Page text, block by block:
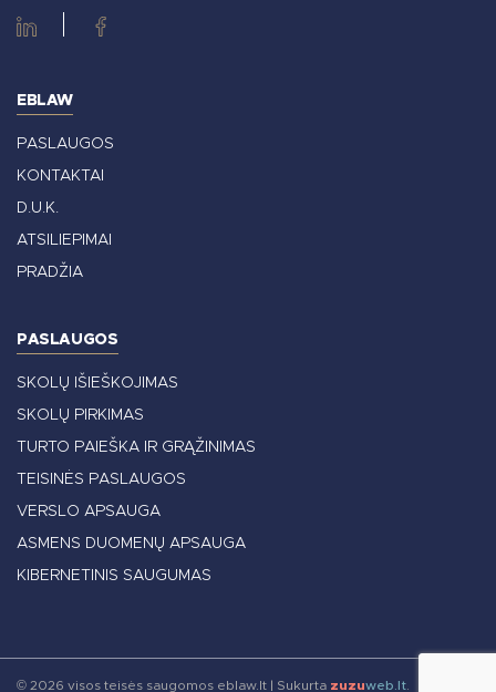
EBLAW
PASLAUGOS
KONTAKTAI
D.U.K.
ATSILIEPIMAI
PRADŽIA
PASLAUGOS
SKOLŲ IŠIEŠKOJIMAS
SKOLŲ PIRKIMAS
TURTO PAIEŠKA IR GRĄŽINIMAS
TEISINĖS PASLAUGOS
VERSLO APSAUGA
ASMENS DUOMENŲ APSAUGA
KIBERNETINIS SAUGUMAS
© 2026 visos teisės saugomos eblaw.lt | Sukurta zuzuweb.lt